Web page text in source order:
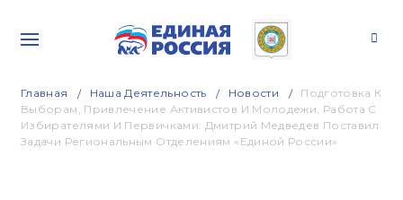
Главная Наша Деятельность Новости
Подготовка К
Выборам, Привлечение Активистов И Молодежи, Работа С
Избирателями И Первичками: Дмитрий Медведев Поставил
Задачи Региональным Отделениям «Единой России»